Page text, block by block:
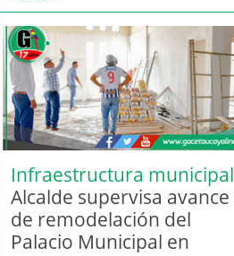
Infraestructura municipal
Alcalde supervisa avance
de remodelación del
Palacio Municipal en